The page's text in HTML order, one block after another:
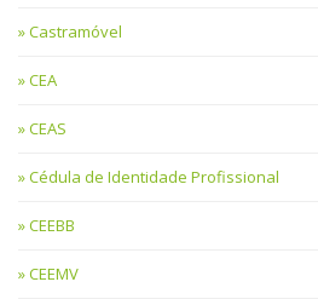
Castramóvel
CEA
CEAS
Cédula de Identidade Profissional
CEEBB
CEEMV